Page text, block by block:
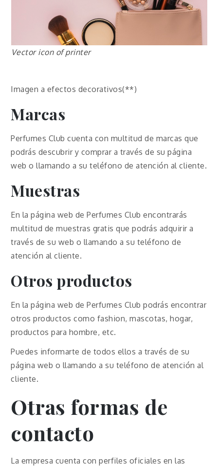
Vector icon of printer
Imagen a efectos decorativos(**)
Marcas
Perfumes Club cuenta con multitud de marcas que
podrás descubrir y comprar a través de su página
web o llamando a su teléfono de atención al cliente.
Muestras
En la página web de Perfumes Club encontrarás
multitud de muestras gratis que podrás adquirir a
través de su web o llamando a su teléfono de
atención al cliente.
Otros productos
En la página web de Perfumes Club podrás encontrar
otros productos como fashion, mascotas, hogar,
productos para hombre, etc.
Puedes informarte de todos ellos a través de su
página web o llamando a su teléfono de atención al
cliente.
Otras formas de
contacto
La empresa cuenta con perfiles oficiales en las